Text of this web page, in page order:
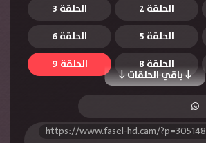
الحلقة 2
الحلقة 3
الحلقة 5 الحلقة 6
باقي الحلقات
الحلقة 8
الحلقة 9
https://www.fasel-hd.cam/?p=305148